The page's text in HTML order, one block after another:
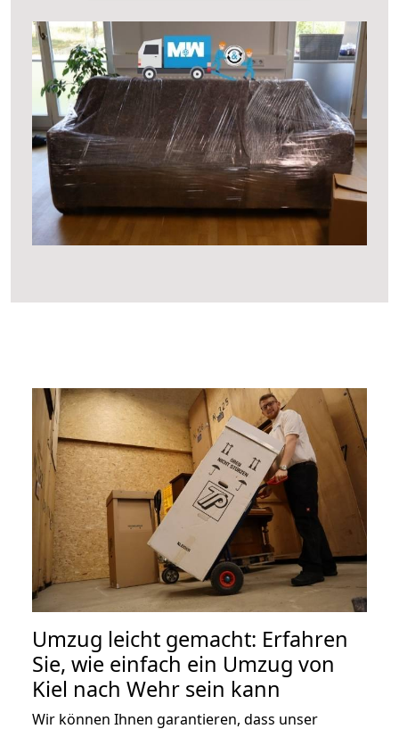
Umzug leicht gemacht: Erfahren
Sie, wie einfach ein Umzug von
Kiel nach Wehr sein kann
Wir können Ihnen garantieren, dass unser